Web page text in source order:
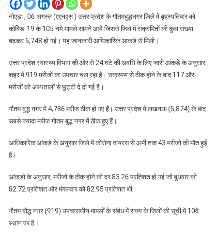
नोएडा , 06 अगस्त (एएनएस ) उत्तर प्रदेश के गौतमबुद्धनगर जिले में बृहस्पतिवार को
कोविड-19 के 105 नये मामले सामने आये जिससे जिले में संक्रमितों की कुल संख्या
बढ़कर 5,748 हो गई। यह जानकारी आधिकारिक आंकड़े से मिली।
उत्तर प्रदेश स्वास्थ्य विभाग की ओर से 24 घंटे की अवधि के लिए जारी आंकड़े के अनुसार
शहर में 919 मरीजों का उपचार चल रहा है। संक्रमण से ठीक होने के बाद 117 और
मरीजों को अस्पतालों से छु्ट्टी दे दी गई है।
गौतम बुद्ध नगर में 4,786 मरीज ठीक हो गए हैं। उत्तर प्रदेश में लखनऊ (5,874) के बाद
सबसे ज्यादा मरीज गौतम बुद्ध नगर में ठीक हुए हैं।
आधिकारिक आंकड़े के अनुसार जिले में कोरोना वायरस से अभी तक 43 मरीजों की मौत हुई
है।
आंकड़ों के अनुसार, मरीजों के ठीक होने की दर 83.26 प्रतिशत हो गई जो बुधवार को
82.72 प्रतिशत और मंगलवार को 82.95 प्रतिशत थी।
गौतम बौद्ध नगर (919) उपचाराधीन मामलों के संबंध में राज्य के जिलों की सूची में 10वें
स्थान पर है।